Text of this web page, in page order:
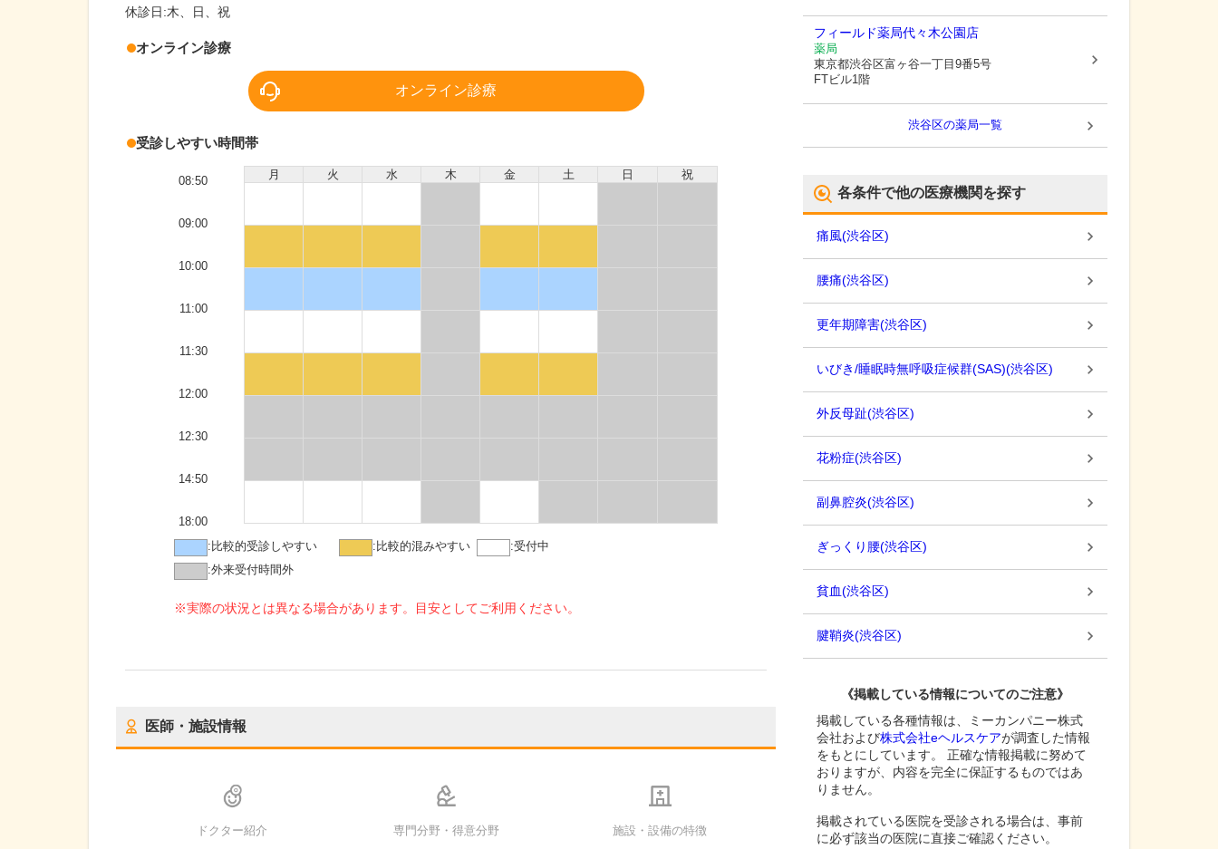
休診日:木、日、祝
オンライン診療
オンライン診療
受診しやすい時間帯
月 火 水 木 金 土 日 祝
08:50
09:00
10:00
11:00
11:30
12:00
12:30
14:50
18:00
: 比較的受診しやすい : 比較的混みやすい :受付中
:外来受付時間外
※実際の状況とは異なる場合があります。目安としてご利用ください。
医師・施設情報
ドクター紹介 専門分野・得意分野 施設・設備の特徴
フィールド薬局代々木公園店
薬局
東京都渋谷区富ヶ谷一丁目9番5号
FTビル1階
渋谷区の薬局一覧
各条件で他の医療機関を探す
痛風(渋谷区)
腰痛(渋谷区)
更年期障害(渋谷区)
いびき/睡眠時無呼吸症候群(SAS)(渋谷区)
外反母趾(渋谷区)
花粉症(渋谷区)
副鼻腔炎(渋谷区)
ぎっくり腰(渋谷区)
貧血(渋谷区)
腱鞘炎(渋谷区)
《掲載している情報についてのご注意》
掲載している各種情報は、ミーカンパニー株式
会社および株式会社eヘルスケアが調査した情報
をもとにしています。 正確な情報掲載に努めて
おりますが、内容を完全に保証するものではあ
りません。
掲載されている医院を受診される場合は、事前
に必ず該当の医院に直接ご確認ください。